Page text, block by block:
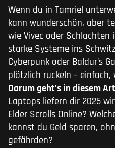
Wenn du in Tamriel
kann wunderschön, aber
wie Vivec oder
starke Systeme ins
Cyberpunk oder Baldur’s
plötzlich ruckeln – einfach,
Darum geht’s in diesem
Laptops liefern dir 2025
Elder Scrolls Online?
kannst du Geld sparen,
gefährden?